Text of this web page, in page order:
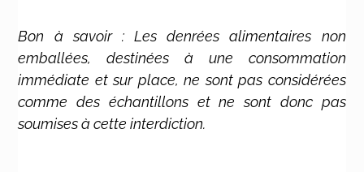
Bon à savoir : Les denrées alimentaires non
emballées, destinées à une consommation
immédiate et sur place, ne sont pas considérées
comme des échantillons et ne sont donc pas
soumises à cette interdiction.